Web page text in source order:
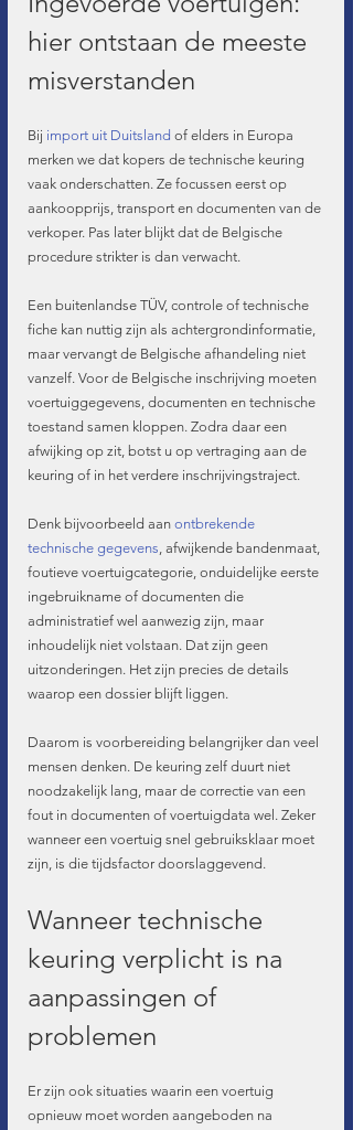
hier ontstaan de meeste
misverstanden
Bij import uit Duitsland of elders in Europa
merken we dat kopers de technische keuring
vaak onderschatten. Ze focussen eerst op
aankoopprijs, transport en documenten van de
verkoper. Pas later blijkt dat de Belgische
procedure strikter is dan verwacht.
Een buitenlandse TÜV, controle of technische
fiche kan nuttig zijn als achtergrondinformatie,
maar vervangt de Belgische afhandeling niet
vanzelf. Voor de Belgische inschrijving moeten
voertuiggegevens, documenten en technische
toestand samen kloppen. Zodra daar een
afwijking op zit, botst u op vertraging aan de
keuring of in het verdere inschrijvingstraject.
Denk bijvoorbeeld aan ontbrekende
technische gegevens, afwijkende bandenmaat,
foutieve voertuigcategorie, onduidelijke eerste
ingebruikname of documenten die
administratief wel aanwezig zijn, maar
inhoudelijk niet volstaan. Dat zijn geen
uitzonderingen. Het zijn precies de details
waarop een dossier blijft liggen.
Daarom is voorbereiding belangrijker dan veel
mensen denken. De keuring zelf duurt niet
noodzakelijk lang, maar de correctie van een
fout in documenten of voertuigdata wel. Zeker
wanneer een voertuig snel gebruiksklaar moet
zijn, is die tijdsfactor doorslaggevend.
Wanneer technische
keuring verplicht is na
aanpassingen of
problemen
Er zijn ook situaties waarin een voertuig
opnieuw moet worden aangeboden na